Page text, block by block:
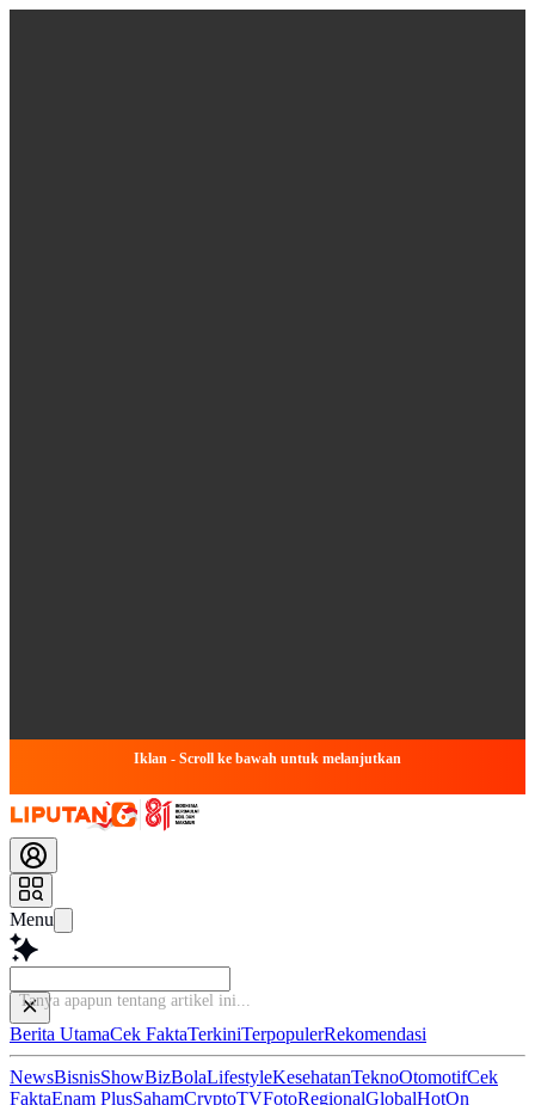
Iklan - Scroll ke bawah untuk melanjutkan
Menu
Ba
Berita UtamaCek FaktaTerkiniTerpopulerRekomendasi
NewsBisnisShowBizBolaLifestyleKesehatanTeknoOtomotifCek
FaktaEnam PlusSahamCryptoTVFotoRegionalGlobalHotOn